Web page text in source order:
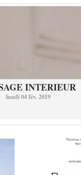
INTERIEUR
lundi 04 fév. 2019